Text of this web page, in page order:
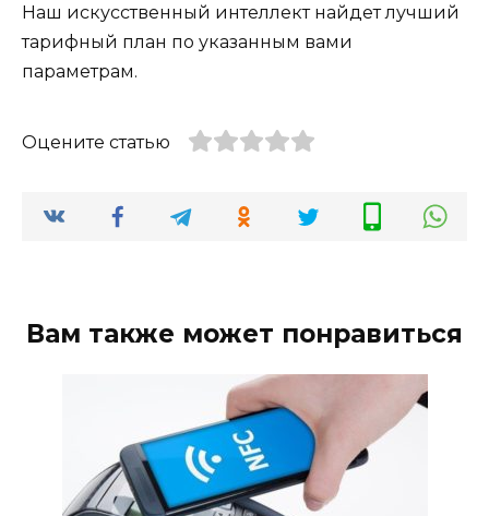
Наш искусственный интеллект найдет лучший
тарифный план по указанным вами
параметрам.
Оцените статью
Вам также может понравиться